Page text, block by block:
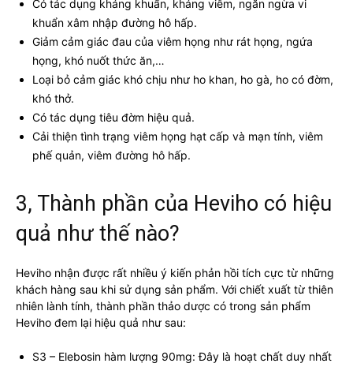
Có tác dụng kháng khuẩn, kháng viêm, ngăn ngừa vi
khuẩn xâm nhập đường hô hấp.
Giảm cảm giác đau của viêm họng như rát họng, ngứa
họng, khó nuốt thức ăn,…
Loại bỏ cảm giác khó chịu như ho khan, ho gà, ho có đờm,
khó thở.
Có tác dụng tiêu đờm hiệu quả.
Cải thiện tình trạng viêm họng hạt cấp và mạn tính, viêm
phế quản, viêm đường hô hấp.
3, Thành phần của Heviho có hiệu
quả như thế nào?
Heviho nhận được rất nhiều ý kiến phản hồi tích cực từ những
khách hàng sau khi sử dụng sản phẩm. Với chiết xuất từ thiên
nhiên lành tính, thành phần thảo dược có trong sản phẩm
Heviho đem lại hiệu quả như sau:
S3 – Elebosin hàm lượng 90mg: Đây là hoạt chất duy nhất